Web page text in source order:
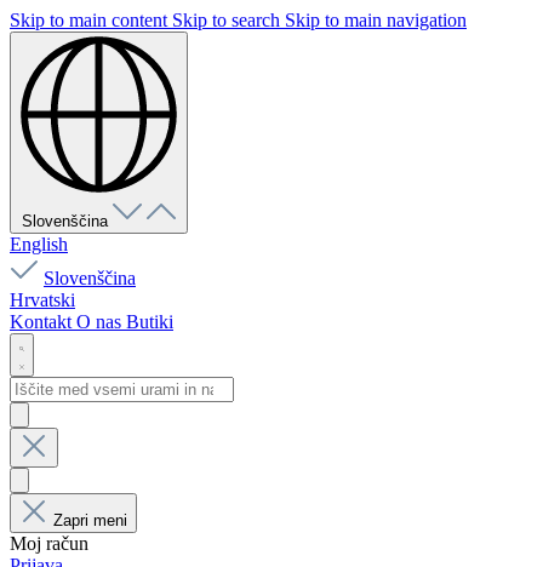
Skip to main content Skip to search Skip to main navigation
Slovenščina
English
Slovenščina
Hrvatski
Kontakt O nas Butiki
Zapri meni
Moj račun